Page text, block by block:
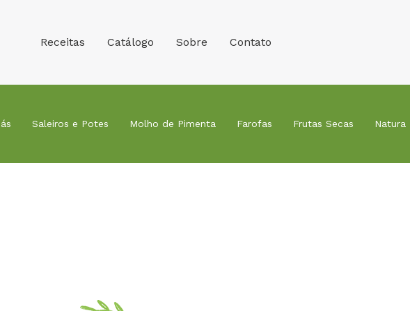
Receitas Catálogo Sobre Contato
Saleiros e Potes Molho de Pimenta Farofas Frutas Secas Natura